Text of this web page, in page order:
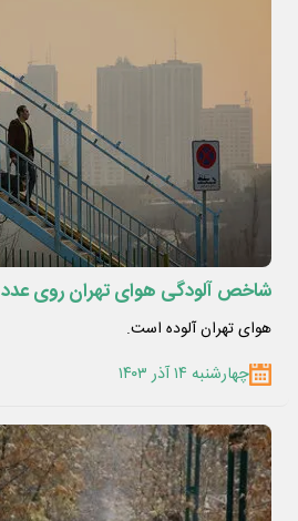
شاخص آلودگی هوای تهران روی عدد 106
هوای تهران آلوده است.
چهارشنبه ۱۴ آذر ۱۴۰۳